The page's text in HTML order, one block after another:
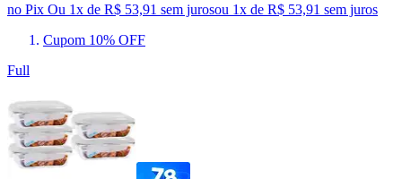
no Pix Ou 1x de R$ 53,91 sem jurosou 1x de R$ 53,91 sem juros
Cupom 10% OFF
Full